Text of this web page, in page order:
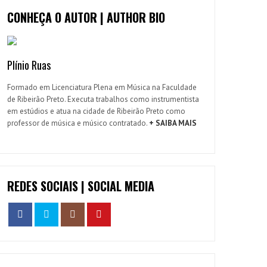
CONHEÇA O AUTOR | AUTHOR BIO
Plínio Ruas
Formado em Licenciatura Plena em Música na Faculdade
de Ribeirão Preto. Executa trabalhos como instrumentista
em estúdios e atua na cidade de Ribeirão Preto como
professor de música e músico contratado. + SAIBA MAIS
REDES SOCIAIS | SOCIAL MEDIA